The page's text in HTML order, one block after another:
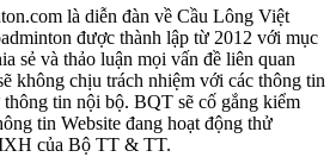
là diễn đàn về Cầu Lông Việt
được thành lập từ 2012 với mục
sẻ và thảo luận mọi vấn đề liên quan
không chịu trách nhiệm với các thông tin
tin nội bộ. BQT sẽ cố gắng kiểm
tin Website đang hoạt động thử
của Bộ TT & TT.